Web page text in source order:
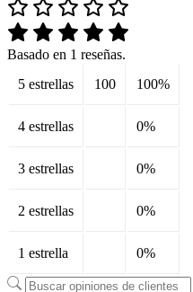
Basado en 1 reseñas.
5 estrellas
100 100%
4 estrellas 0%
3 estrellas 0%
2 estrellas 0%
1 estrella 0%